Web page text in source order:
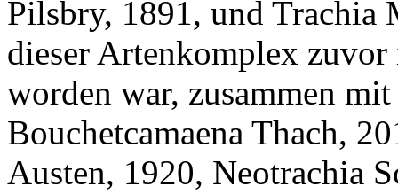
Pilsbry, 1891, und Trachia
dieser Artenkomplex
worden war, zusammen
Bouchetcamaena Thach,
Austen, 1920, Neotrachia